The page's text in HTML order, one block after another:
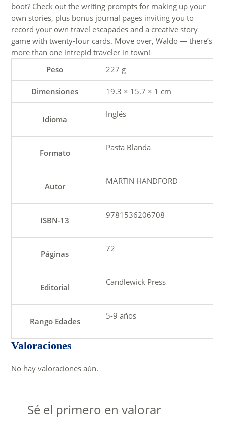
boot? Check out the writing prompts for making up your
own stories, plus bonus journal pages inviting you to
record your own travel escapades and a creative story
game with twenty-four cards. Move over, Waldo — there’s
more than one intrepid traveler in town!
Peso
227 g
Dimensiones 19.3 × 15.7 × 1 cm
Idioma
Inglés
Formato
Pasta Blanda
Autor
MARTIN HANDFORD
ISBN-13
9781536206708
Páginas
72
Editorial
Candlewick Press
Rango Edades
5-9 años
Valoraciones
No hay valoraciones aún.
Sé el primero en valorar